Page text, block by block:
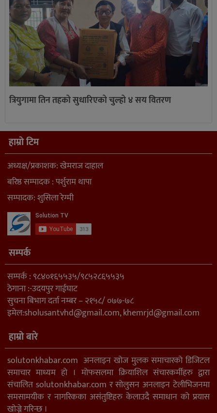
त्रियुगामा तिन तहको सुधारिएको चुल्हो ४ सय वितरण
हाम्रो टिम
अध्यक्ष/प्रकाशक: खेमराज दाहाल
बरिष्ठ सम्पादक : पर्शुराम थापा
सम्पादक: शुसिला रेग्मी
सम्पर्क
सम्पर्क : ९८४०१६५५३५/९८५२८६५५३५
ठेगाना :-उदयपुर गाईघाट
सुचना बिभाग दर्ता नम्बर – २१५८/ ०७७-७८
इमेल:sholusantvhd@gmail.com,khemrjd@gmail.com
हाम्रो बारे
solutonkhabar.com अनलाइन खोज मुलक समाचारको डिजिटल
समाचार माध्यम हो । मोफसलमा क्रियाशिल संचारकर्मीहरु द्वारा
संचालित solutonkhabar.com र सोलुसन अनलाइन टेलीभिजनमा
समसामयीक र नागरिकका असंतुष्टिहरु केलाउदै समाधान को प्रयास
खोज्ने गरिन्छ ।